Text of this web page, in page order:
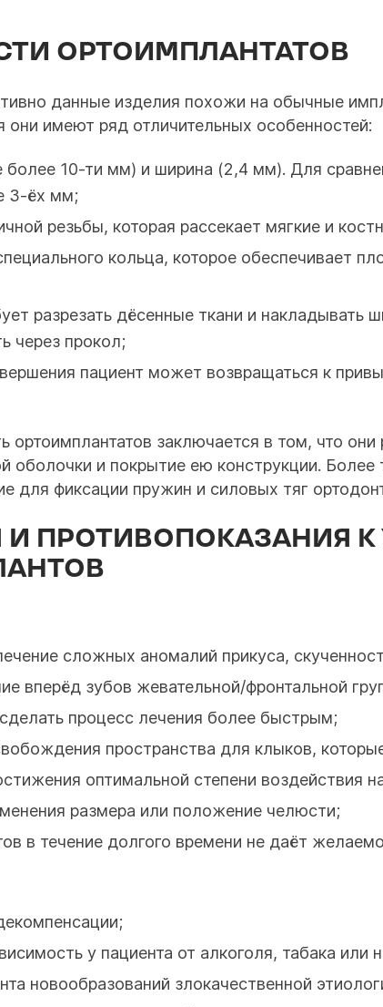
ОРТОИМПЛАНТАТОВ
данные изделия похожи на обычные
имеют ряд отличительных особенностей:
10-ти мм) и ширина (2,4 мм). Для
3-ёх мм;
резьбы, которая рассекает мягкие и
кольца, которое обеспечивает
разрезать дёсенные ткани и
через прокол;
пациент может возвращаться к
ортоимплантатов заключается в том, что
оболочки и покрытие ею конструкции.
для фиксации пружин и силовых тяг
ПРОТИВОПОКАЗАНИЯ
сложных аномалий прикуса,
вперёд зубов жевательной/фронтальной
процесс лечения более быстрым;
пространства для клыков,
оптимальной степени воздействия
размера или положение челюсти;
в течение долгого времени не даёт
у пациента от алкоголя, табака или
новообразований злокачественной